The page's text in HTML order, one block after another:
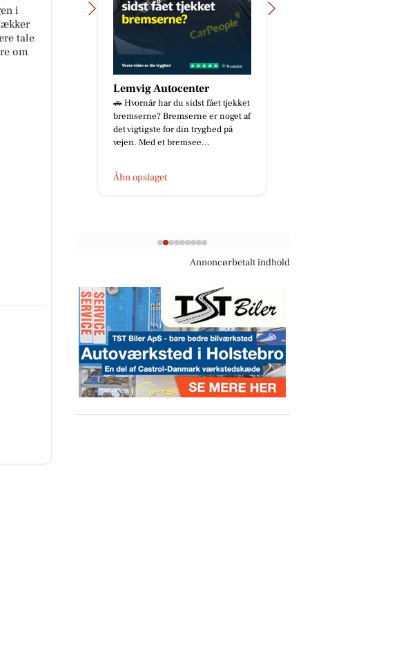
i
tale
om
Lemvig Autocenter
🚗 Hvornår har du sidst fået tjekket
bremserne? Bremserne er noget af
det vigtigste for din tryghed på
vejen. Med et bremsee...
Åbn opslaget
Annoncørbetalt indhold